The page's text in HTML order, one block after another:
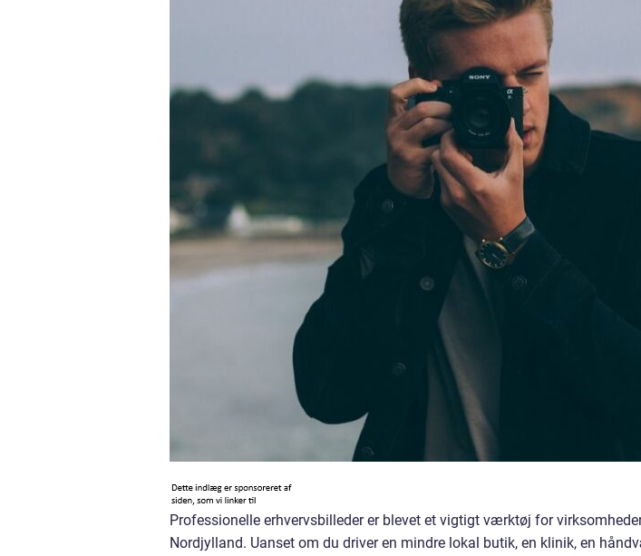
Professionelle erhvervsbilleder er blevet et vigtigt værktøj for
Nordjylland. Uanset om du driver en mindre lokal butik, en klinik, en